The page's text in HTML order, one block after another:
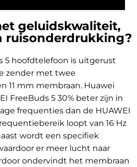
geluidskwaliteit,
ruisonderdrukking?
5 hoofdtelefoon is uitgerust
zender met twee
11 mm membraan. Huawei
FreeBuds 5 30% beter zijn in
frequenties dan de HUAWEI
loopt van 16 Hz
wordt een specifiek
er meer lucht naar
ondervindt het membraan